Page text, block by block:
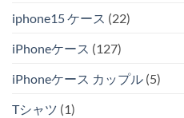
iphone15 ケース (22)
iPhoneケース (127)
iPhoneケース カップル (5)
Tシャツ (1)